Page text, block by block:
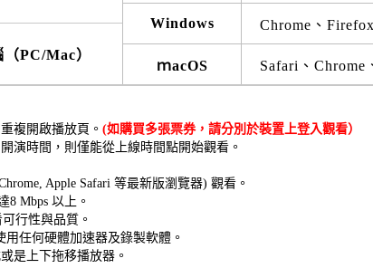
Windows
Chrome、
（PC/Mac）
ｍacOS Safari、Chrome
複開啟播放頁。 (如購買多張票券，請分別於裝置上登入觀看）
演時間，則僅能從上線時間點開始觀看。
Apple Safari 等最新版瀏覽器) 觀看。
Mbps 以上。
行性與品質。
任何硬體加速器及錄製軟體。
是上下拖移播放器。